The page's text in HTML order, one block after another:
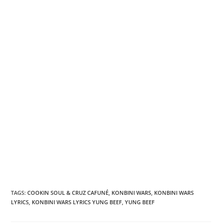
TAGS:COOKIN SOUL & CRUZ CAFUNÉ, KONBINI WARS, KONBINI WARS
LYRICS, KONBINI WARS LYRICS YUNG BEEF, YUNG BEEF